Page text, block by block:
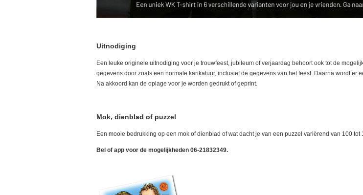
Uitnodiging
Een leuke originele uitnodiging voor je trouwfeest, jubileum of verjaardag behoort ook tot de
gegevens door zoals een normale karikatuur, inclusief de gegevens van het feest. Daarna wordt er
Na akkoord kan de oplage voor je worden gedrukt of geprint.
Mok, dienblad of puzzel
Een mooie bedrukking op een mok of dienblad of wat dacht je van een puzzel variërend van 100 tot
Bel of app voor de mogelijkheden 06-21832349.